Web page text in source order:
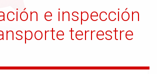
e inspección
terrestre